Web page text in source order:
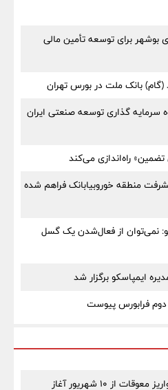
بوشهر برای توسعه تأمین مالی
(گام) بانک ملت در بورس تهران
سرمایه گذاری توسعه صنعتی ایران
راه‌اندازی می‌کند
منطقه خوروبیابانک فراهم شده
نمی‌توان از فعال‌شدن یک گسل
ایمپاسکو برگزار شد
دوم فرابورس پیوست
خبر مهم برای بازنشستگان؛ واریز معوقات از ۱۰ شهریور آغاز